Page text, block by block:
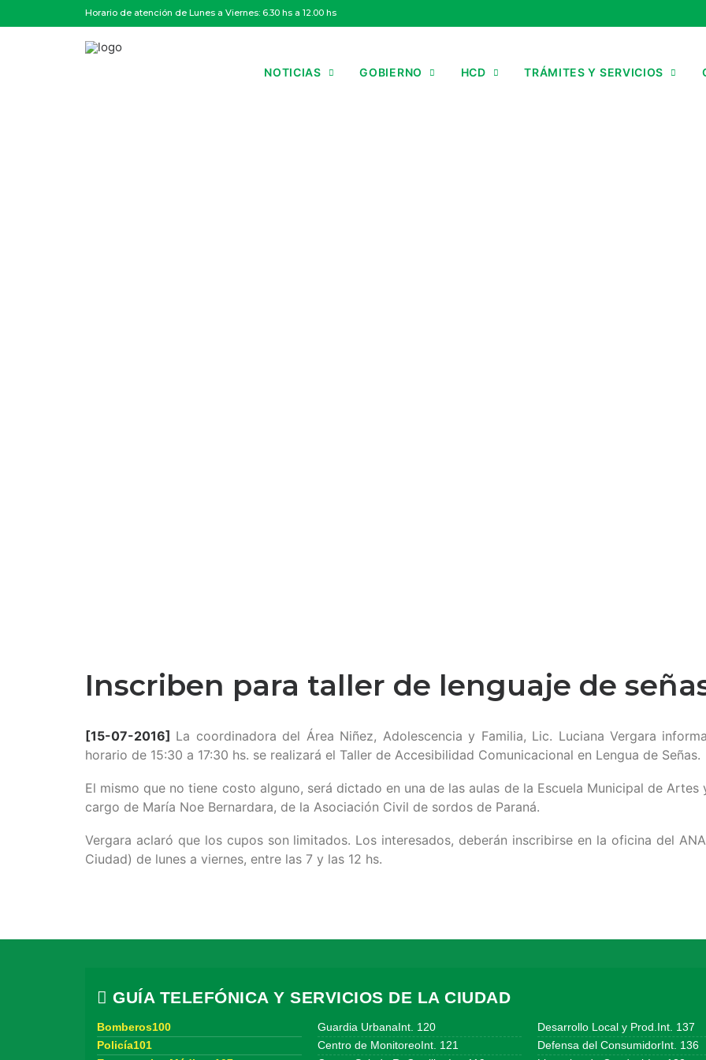
Horario de atención de Lunes a Viernes: 6.30 hs a 12.00 hs
NOTICIAS GOBIERNO HCD TRÁMITES Y SERVICIOS
Inscriben para taller de lenguaje de
[15-07-2016] La coordinadora del Área Niñez, Adolescencia y Familia, Lic. Luciana Vergara
horario de 15:30 a 17:30 hs. se realizará el Taller de Accesibilidad Comunicacional en Lengua de Señas.
El mismo que no tiene costo alguno, será dictado en una de las aulas de la Escuela Municipal de Artes
cargo de María Noe Bernardara, de la Asociación Civil de sordos de Paraná.
Vergara aclaró que los cupos son limitados. Los interesados, deberán inscribirse en la oficina del
Ciudad) de lunes a viernes, entre las 7 y las 12 hs.
GUÍA TELEFÓNICA Y SERVICIOS DE LA CIUDAD
Bomberos100
Policía101
Guardia UrbanaInt. 120
Centro de MonitoreoInt. 121
Desarrollo Local y Prod.Int. 137
Defensa del ConsumidorInt. 136